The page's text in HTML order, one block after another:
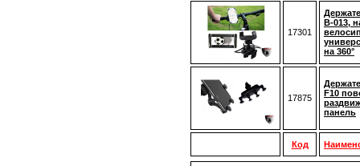
17301
B-013,
на 360°
17875
F10
панель
Код